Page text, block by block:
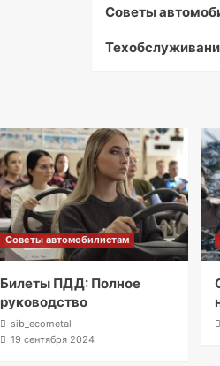
Советы
Советы автомобилистам
Билеты ПДД: Полное
руководство
sib_ecometal
19 сентября 2024